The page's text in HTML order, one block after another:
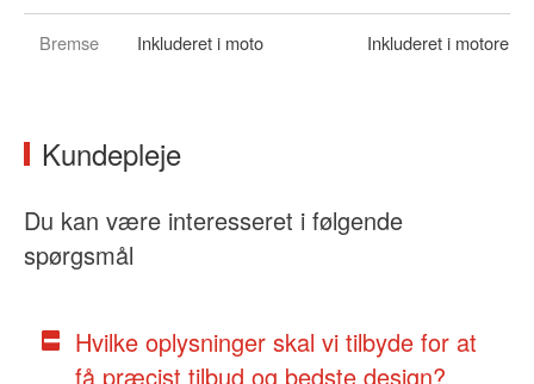
Bremse Inkluderet i moto Inkluderet i motoren
Kundepleje
Du kan være interesseret i følgende
spørgsmål
Hvilke oplysninger skal vi tilbyde for at
få præcist tilbud og bedste design?